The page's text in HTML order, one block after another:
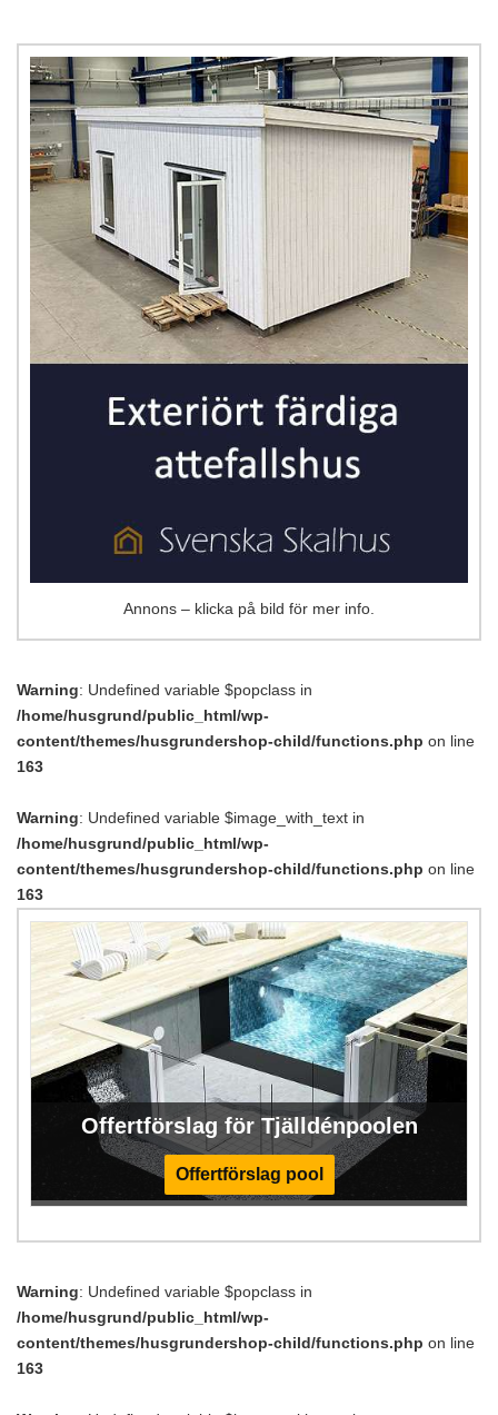
Annons – klicka på bild för mer info.
Warning: Undefined variable $popclass in
/home/husgrund/public_html/wp-
content/themes/husgrundershop-child/functions.php on line
163
Warning: Undefined variable $image_with_text in
/home/husgrund/public_html/wp-
content/themes/husgrundershop-child/functions.php on line
163
Offertförslag för Tjälldénpoolen
Offertförslag pool
Warning: Undefined variable $popclass in
/home/husgrund/public_html/wp-
content/themes/husgrundershop-child/functions.php on line
163